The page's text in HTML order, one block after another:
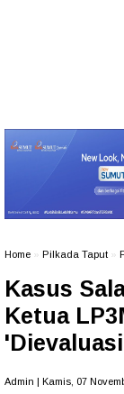
Home Pilkada Taput
Kasus
Ketua
Admin | Kamis, 07